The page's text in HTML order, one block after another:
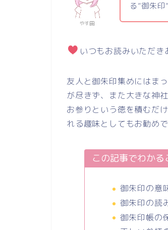
やす田
る”御朱
いつもお読みいただき
友人と御朱印集めにはま
が尽きず、また大きな神
お参りという徳を積むだ
れる趣味としてもお勧めで
この記事でわかる
御朱印の意
御朱印の読
御朱印帳の